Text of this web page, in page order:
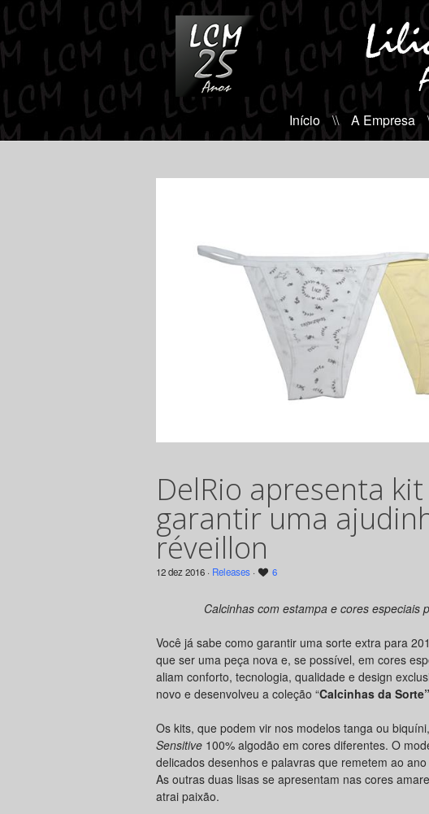
Início \\ A Empresa
DelRio apresenta
garantir uma
réveillon
12 dez 2016 · Releases · 6
Calcinhas com estampa e cores especiais
Você já sabe como garantir uma sorte extra para
que ser uma peça nova e, se possível, em cores
aliam conforto, tecnologia, qualidade e design
novo e desenvolveu a coleção “Calcinhas da Sorte”
Os kits, que podem vir nos modelos tanga ou
Sensitive 100% algodão em cores diferentes. O
delicados desenhos e palavras que remetem ao
As outras duas lisas se apresentam nas cores
atrai paixão.